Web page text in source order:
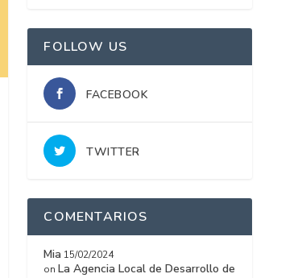
FOLLOW US
FACEBOOK
TWITTER
COMENTARIOS
Mia 15/02/2024
on La Agencia Local de Desarrollo de